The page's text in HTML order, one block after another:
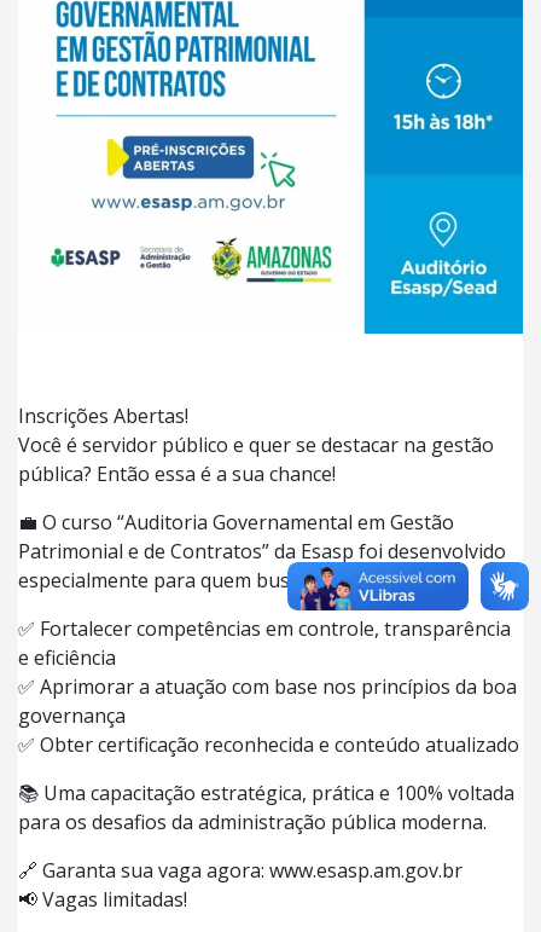
Inscrições Abertas!
Você é servidor público e quer se destacar na gestão
pública? Então essa é a sua chance!
💼 O curso “Auditoria Governamental em Gestão
Patrimonial e de Contratos” da Esasp foi desenvolvido
especialmente para quem busca:
✅ Fortalecer competências em controle, transparência
e eficiência
✅ Aprimorar a atuação com base nos princípios da boa
governança
✅ Obter certificação reconhecida e conteúdo atualizado
📚 Uma capacitação estratégica, prática e 100% voltada
para os desafios da administração pública moderna.
🔗 Garanta sua vaga agora: www.esasp.am.gov.br
📢 Vagas limitadas!